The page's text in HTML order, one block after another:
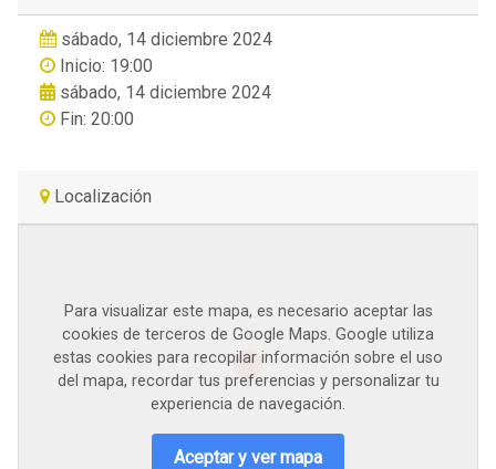
sábado, 14 diciembre 2024
Inicio: 19:00
sábado, 14 diciembre 2024
Fin: 20:00
Localización
Para visualizar este mapa, es necesario aceptar las
cookies de terceros de Google Maps. Google utiliza
estas cookies para recopilar información sobre el uso
del mapa, recordar tus preferencias y personalizar tu
experiencia de navegación.
Aceptar y ver mapa